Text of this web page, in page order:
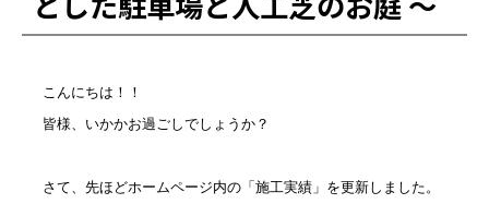
料金案内
社員ブログ
採用情報
こんにちは！！
皆様、いかかお過ごしでしょうか？
さて、先ほどホームページ内の「施工実績」を更新しました。